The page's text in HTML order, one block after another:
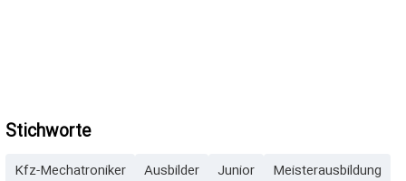
Stichworte
Kfz-Mechatroniker Ausbilder Junior
Meisterausbildung